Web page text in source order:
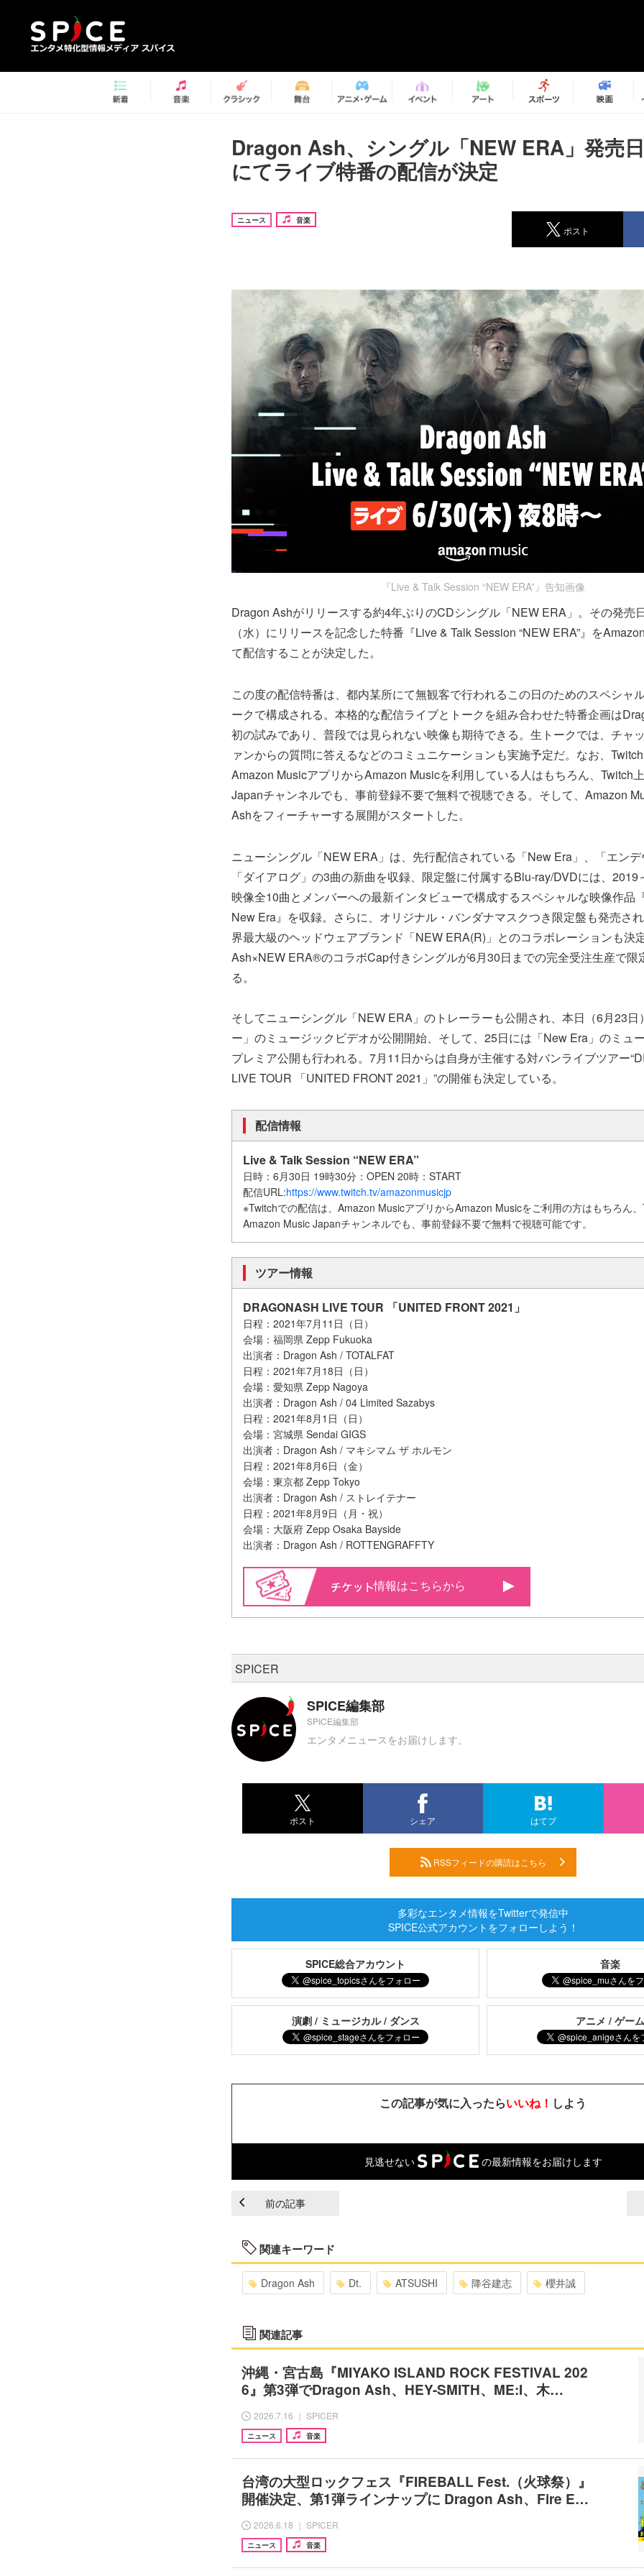
Dragon Ash、シングル「NEW ERA」発売
にてライブ特番の配信が決定
ニュース 音楽
ポスト
『Live & Talk Session “NEW ERA”』告知画像
Dragon Ashがリリースする約4年ぶりのCDシングル「NEW ERA」。その発売
（水）にリリースを記念した特番『Live & Talk Session “NEW ERA”』を
て配信することが決定した。
この度の配信特番は、都内某所にて無観客で行われるこの日のためのスペシャ
ークで構成される。本格的な配信ライブとトークを組み合わせた特番企画は
初の試みであり、普段では見られない映像も期待できる。生トークでは、チャ
ァンからの質問に答えるなどのコミュニケーションも実施予定だ。なお、
Amazon MusicアプリからAmazon Musicを利用している人はもちろん、Twitch
Japanチャンネルでも、事前登録不要で無料で視聴できる。そして、Amazon
Ashをフィーチャーする展開がスタートした。
ニューシングル「NEW ERA」は、先行配信されている「New Era」、「エン
「ダイアログ」の3曲の新曲を収録、限定盤に付属するBlu-ray/DVDには、
映像全10曲とメンバーへの最新インタビューで構成するスペシャルな映像作品
New Era』を収録。さらに、オリジナル・バンダナマスクつき限定盤も発売さ
界最大級のヘッドウェアブランド「NEW ERA(R)」とのコラボレーションも決
Ash×NEW ERA®のコラボCap付きシングルが6月30日までの完全受注生産で限
る。
そしてニューシングル「NEW ERA」のトレーラーも公開され、本日（6月23日
ー」のミュージックビデオが公開開始、そして、25日には「New Era」のミュ
プレミア公開も行われる。7月11日からは自身が主催する対バンライブツアー
LIVE TOUR 「UNITED FRONT 2021」”の開催も決定している。
配信情報
Live & Talk Session “NEW ERA”
日時：6月30日 19時30分：OPEN 20時：START
配信URL:https://www.twitch.tv/amazonmusicjp
※Twitchでの配信は、Amazon MusicアプリからAmazon Musicをご利用の方はもちろん
Amazon Music Japanチャンネルでも、事前登録不要で無料で視聴可能です。
ツアー情報
DRAGONASH LIVE TOUR 「UNITED FRONT 2021」
日程：2021年7月11日（日）
会場：福岡県 Zepp Fukuoka
出演者：Dragon Ash / TOTALFAT
日程：2021年7月18日（日）
会場：愛知県 Zepp Nagoya
出演者：Dragon Ash / 04 Limited Sazabys
日程：2021年8月1日（日）
会場：宮城県 Sendai GIGS
出演者：Dragon Ash / マキシマム ザ ホルモン
日程：2021年8月6日（金）
会場：東京都 Zepp Tokyo
出演者：Dragon Ash / ストレイテナー
日程：2021年8月9日（月・祝）
会場：大阪府 Zepp Osaka Bayside
出演者：Dragon Ash / ROTTENGRAFFTY
情報はこちらから
SPICER
SPICE編集部
SPICE編集部
エンタメニュースをお届けします。
ポスト シェア はてブ
RSSフィードの購読はこちら
多彩なエンタメ情報をTwitterで発信中
SPICE公式アカウントをフォローしよう！
SPICE総合アカウント 音楽
演劇 / ミュージカル / ダンス アニメ / ゲー
この記事が気に入ったらいいね！ しよう
見逃せない の最新情報をお届けします
前の記事
関連キーワード
Dragon Ash Dt. ATSUSHI 降谷建志 櫻井誠
関連記事
沖縄・宮古島『MIYAKO ISLAND ROCK FESTIVAL 202
6』第3弾でDragon Ash、HEY-SMITH、ME:I、木…
2026.7.16 ｜ SPICER
ニュース 音楽
台湾の大型ロックフェス『FIREBALL Fest.（火球祭）』
開催決定、第1弾ラインナップに Dragon Ash、Fire E…
2026.6.18 ｜ SPICER
ニュース 音楽